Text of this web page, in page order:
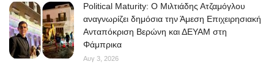
Political Maturity: Ο Μιλτιάδης Ατζαμόγλου
αναγνωρίζει δημόσια την Άμεση Επιχειρησιακή
Ανταπόκριση Βερώνη και ΔΕΥΑΜ στη
Φάμπρικα
Αυγ 3, 2026